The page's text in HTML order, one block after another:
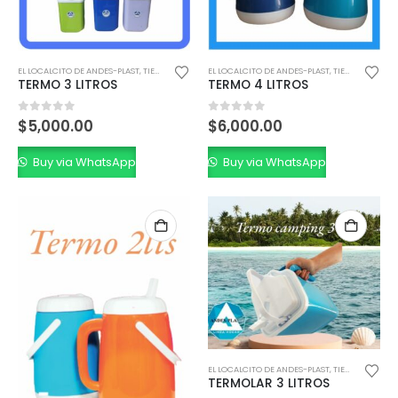
EL LOCALCITO DE ANDES-PLAST,TIENDA MINORISTA
TERMO 3 LITROS
0 out of 5
$5,000.00
Buy via WhatsApp
EL LOCALCITO DE ANDES-PLAST,TIENDA MINORISTA
TERMO 4 LITROS
0 out of 5
$6,000.00
Buy via WhatsApp
EL LOCALCITO DE ANDES-PLAST,TIENDA MINORISTA
TERMOLAR 3 LITROS